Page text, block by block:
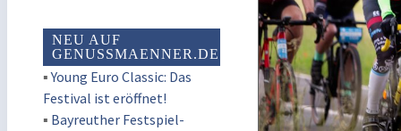
NEU AUF
GENUSSMAENNER.DE
▪Young Euro Classic: Das
Festival ist eröffnet!
▪ Bayreuther Festspiel-